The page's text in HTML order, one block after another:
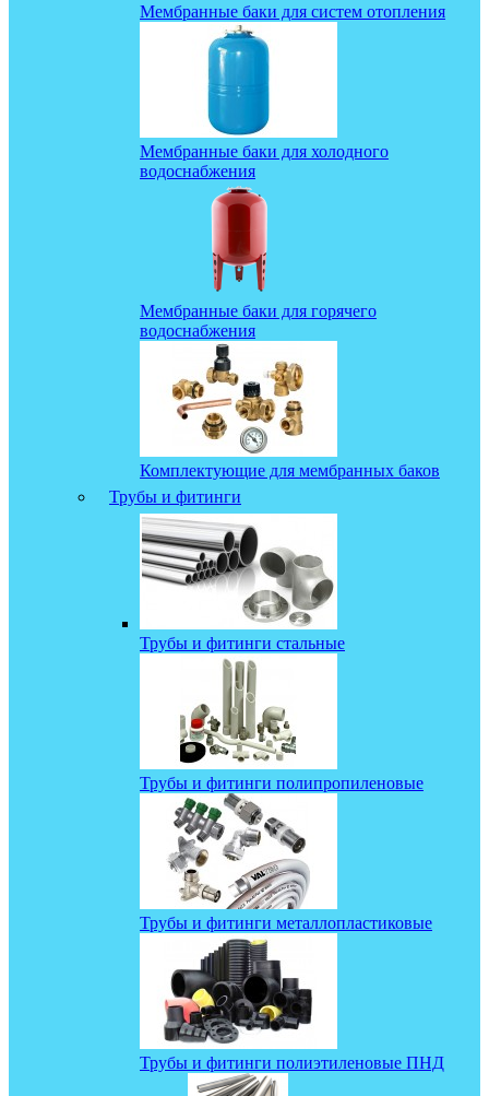
Мембранные баки для систем отопления
Мембранные баки для холодного
водоснабжения
Мембранные баки для горячего
водоснабжения
Комплектующие для мембранных баков
Трубы и фитинги
Трубы и фитинги стальные
Трубы и фитинги полипропиленовые
Трубы и фитинги металлопластиковые
Трубы и фитинги полиэтиленовые ПНД